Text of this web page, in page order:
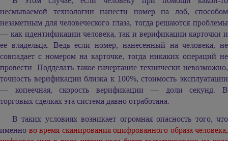
несмываемой технологии нанести номер на лоб, способом
незаметным для человеческого глаза, тогда решаются проблемы
— как идентификации человека, так и верификации карточки и
её владельца. Ведь если номер, нанесенный на человека, не
совпадает с номером на карточке, тогда никаких операций не
провести. Подделать такое начертание технически невозможно,
точность верификации близка к 100%, стоимость эксплуатации
— копеечная, скорость верификации — доли секунд. В
торговых сделках эта система давно отработана.
В таких условиях возникает огромная опасность того, что
именно во время сканирования оцифрованного образа человека,